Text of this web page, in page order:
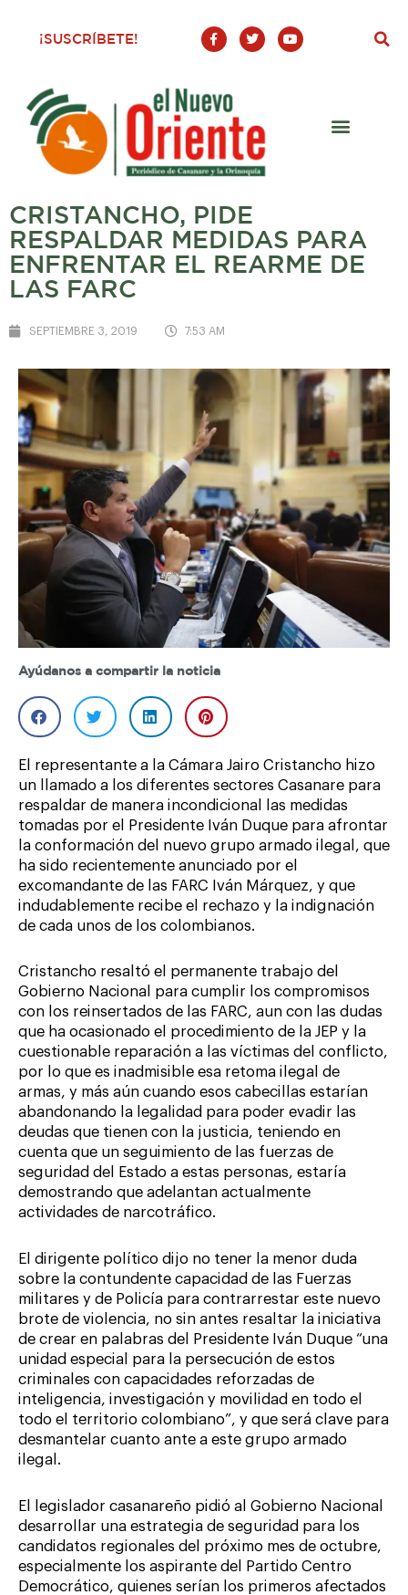
¡SUSCRÍBETE!
F
a
c
o
o
-
T
w
i
Y
o
u
CRISTANCHO, PIDE
RESPALDAR MEDIDAS PARA
ENFRENTAR EL REARME DE
LAS FARC
SEPTIEMBRE 3, 2019 7:53 AM
Ayúdanos a compartir la noticia
El representante a la Cámara Jairo Cristancho hizo
un llamado a los diferentes sectores Casanare para
respaldar de manera incondicional las medidas
tomadas por el Presidente Iván Duque para afrontar
la conformación del nuevo grupo armado ilegal, que
ha sido recientemente anunciado por el
excomandante de las FARC Iván Márquez, y que
indudablemente recibe el rechazo y la indignación
de cada unos de los colombianos.
Cristancho resaltó el permanente trabajo del
Gobierno Nacional para cumplir los compromisos
con los reinsertados de las FARC, aun con las dudas
que ha ocasionado el procedimiento de la JEP y la
cuestionable reparación a las víctimas del conflicto,
por lo que es inadmisible esa retoma ilegal de
armas, y más aún cuando esos cabecillas estarían
abandonando la legalidad para poder evadir las
deudas que tienen con la justicia, teniendo en
cuenta que un seguimiento de las fuerzas de
seguridad del Estado a estas personas, estaría
demostrando que adelantan actualmente
actividades de narcotráfico.
El dirigente político dijo no tener la menor duda
sobre la contundente capacidad de las Fuerzas
militares y de Policía para contrarrestar este nuevo
brote de violencia, no sin antes resaltar la iniciativa
de crear en palabras del Presidente Iván Duque “una
unidad especial para la persecución de estos
criminales con capacidades reforzadas de
inteligencia, investigación y movilidad en todo el
todo el territorio colombiano”, y que será clave para
desmantelar cuanto ante a este grupo armado
ilegal.
El legislador casanareño pidió al Gobierno Nacional
desarrollar una estrategia de seguridad para los
candidatos regionales del próximo mes de octubre,
especialmente los aspirante del Partido Centro
Democrático, quienes serían los primeros afectados